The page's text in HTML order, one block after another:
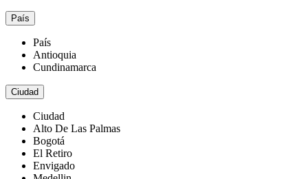
País
País
Antioquia
Cundinamarca
Ciudad
Ciudad
Alto De Las Palmas
Bogotá
El Retiro
Envigado